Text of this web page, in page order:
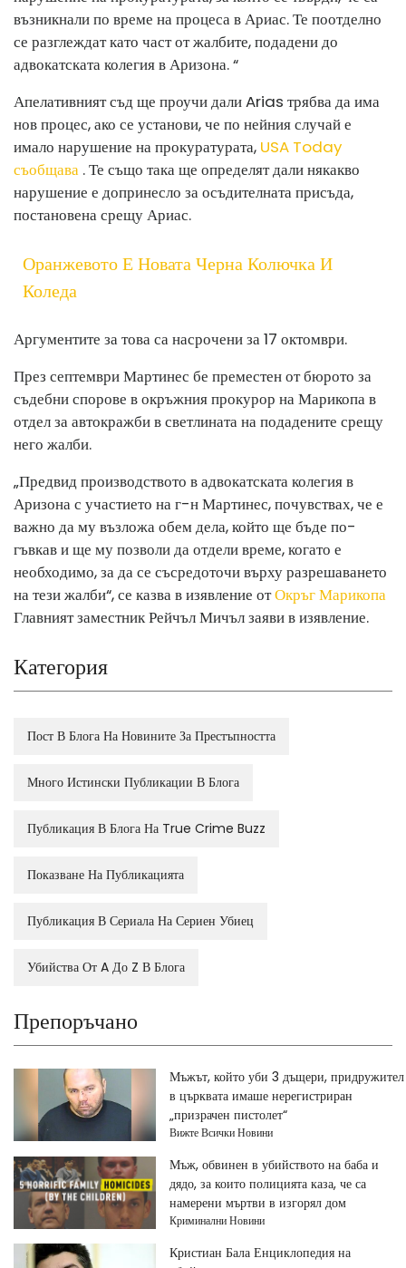
възникнали по време на процеса в Ариас. Те поотделно
се разглеждат като част от жалбите, подадени до
адвокатската колегия в Аризона. “
Апелативният съд ще проучи дали Arias трябва да има
нов процес, ако се установи, че по нейния случай е
имало нарушение на прокуратурата, USA Today
съобщава . Те също така ще определят дали някакво
нарушение е допринесло за осъдителната присъда,
постановена срещу Ариас.
Оранжевото Е Новата Черна Колючка И
Коледа
Аргументите за това са насрочени за 17 октомври.
През септември Мартинес бе преместен от бюрото за
съдебни спорове в окръжния прокурор на Марикопа в
отдел за автокражби в светлината на подадените срещу
него жалби.
„Предвид производството в адвокатската колегия в
Аризона с участието на г-н Мартинес, почувствах, че е
важно да му възложа обем дела, който ще бъде по-
гъвкав и ще му позволи да отдели време, когато е
необходимо, за да се съсредоточи върху разрешаването
на тези жалби“, се казва в изявление отОкръг Марикопа
Главният заместник Рейчъл Мичъл заяви в изявление.
Категория
Пост В Блога На Новините За Престъпността
Много Истински Публикации В Блога
Публикация В Блога На True Crime Buzz
Показване На Публикацията
Публикация В Сериала На Сериен Убиец
Убийства От A До Z В Блога
Препоръчано
Мъжът, който уби 3 дъщери, придружител
в църквата имаше нерегистриран
„призрачен пистолет“
Вижте Всички Новини
Мъж, обвинен в убийството на баба и
дядо, за които полицията каза, че са
намерени мъртви в изгорял дом
Криминални Новини
Кристиан Бала Енциклопедия на